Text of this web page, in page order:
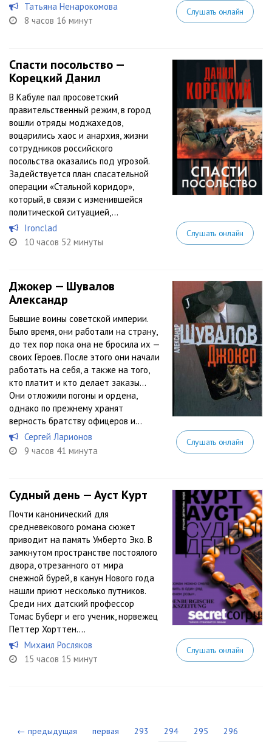
Татьяна Ненарокомова
8 часов 16 минут
Слушать онлайн
Спасти посольство —
Корецкий Данил
В Кабуле пал просоветский
правительственный режим, в город
вошли отряды моджахедов,
воцарились хаос и анархия, жизни
сотрудников российского
посольства оказались под угрозой.
Задействуется план спасательной
операции «Стальной коридор»,
который, в связи с изменившейся
политической ситуацией,...
Ironclad
10 часов 52 минуты
Слушать онлайн
Джокер — Шувалов
Александр
Бывшие воины советской империи.
Было время, они работали на страну,
до тех пор пока она не бросила их —
своих Героев. После этого они начали
работать на себя, а также на того,
кто платит и кто делает заказы…
Они отложили погоны и ордена,
однако по прежнему хранят
верность братству офицеров и...
Сергей Ларионов
9 часов 41 минута
Слушать онлайн
Судный день — Ауст Курт
Почти канонический для
средневекового романа сюжет
приводит на память Умберто Эко. В
замкнутом пространстве постоялого
двора, отрезанного от мира
снежной бурей, в канун Нового года
нашли приют несколько путников.
Среди них датский профессор
Томас Буберг и его ученик, норвежец
Петтер Хорттен....
Михаил Росляков
15 часов 15 минут
Слушать онлайн
← предыдущая первая 293 294 295 296